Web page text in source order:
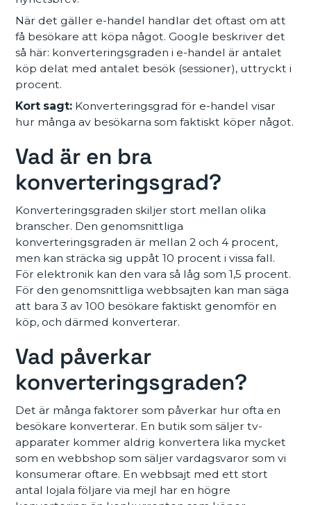
När det gäller e-handel handlar det oftast om att
få besökare att köpa något. Google beskriver det
så här: konverteringsgraden i e-handel är antalet
köp delat med antalet besök (sessioner), uttryckt i
procent.
Kort sagt: Konverteringsgrad för e-handel visar
hur många av besökarna som faktiskt köper något.
Vad är en bra
konverteringsgrad?
Konverteringsgraden skiljer stort mellan olika
branscher. Den genomsnittliga
konverteringsgraden är mellan 2 och 4 procent,
men kan sträcka sig uppåt 10 procent i vissa fall.
För elektronik kan den vara så låg som 1,5 procent.
För den genomsnittliga webbsajten kan man säga
att bara 3 av 100 besökare faktiskt genomför en
köp, och därmed konverterar.
Vad påverkar
konverteringsgraden?
Det är många faktorer som påverkar hur ofta en
besökare konverterar. En butik som säljer tv-
apparater kommer aldrig konvertera lika mycket
som en webbshop som säljer vardagsvaror som vi
konsumerar oftare. En webbsajt med ett stort
antal lojala följare via mejl har en högre